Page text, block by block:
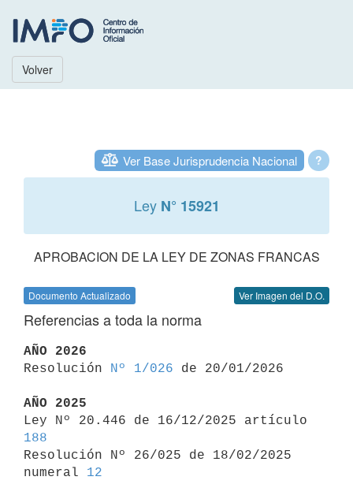
Volver
?
Ver Base Jurisprudencia Nacional
Ley N° 15921
APROBACION DE LA LEY DE ZONAS FRANCAS
Documento Actualizado Ver Imagen del D.O.
Referencias a toda la norma
AÑO 2026
Resolución
Nº 1/026 de 20/01/2026
AÑO 2025
188
Resolución Nº 26/025 de 18/02/2025
numeral 12